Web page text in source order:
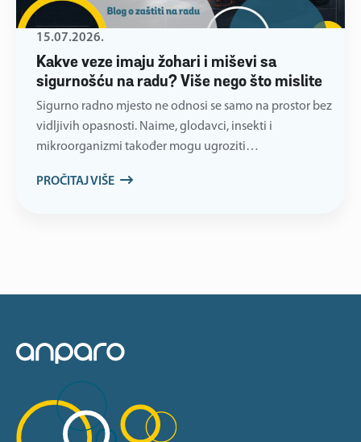
Kakve veze imaju žohari i miševi sa
sigurnošću na radu? Više nego što mislite
15.07.2026.
Sigurno radno mjesto ne odnosi se samo na prostor bez
vidljivih opasnosti. Naime, glodavci, insekti i
mikroorganizmi također mogu ugroziti…
PROČITAJ VIŠE